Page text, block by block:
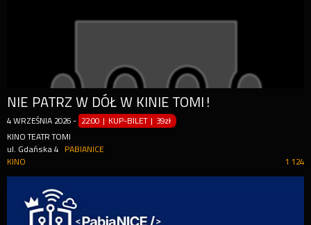
NIE PATRZ W DÓŁ W KINIE TOMI!
4 WRZEŚNIA 2026 - 22:00 | KUP-BILET | 39zł
KINO TEATR TOMI
ul. Gdańska 4
PABIANICE
1 124
KINO